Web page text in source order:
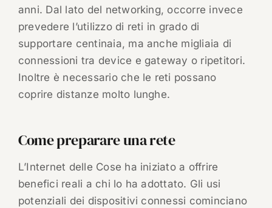
anni. Dal lato del networking, occorre invece
prevedere l’utilizzo di reti in grado di
supportare centinaia, ma anche migliaia di
connessioni tra device e gateway o ripetitori.
Inoltre è necessario che le reti possano
coprire distanze molto lunghe.
Come preparare una rete
L’Internet delle Cose ha iniziato a offrire
benefici reali a chi lo ha adottato. Gli usi
potenziali dei dispositivi connessi cominciano